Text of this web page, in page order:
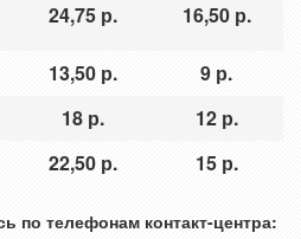
24,75 р. 16,50 р.
13,50 р.
9 р.
18 р.
12 р.
22,50 р. 15 р.
по телефонам контакт-центра: